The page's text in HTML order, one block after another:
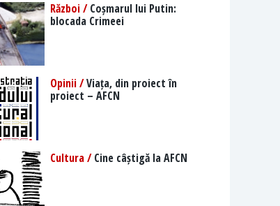
Război /Coșmarul lui Putin:
blocada Crimeei
Opinii /Viața, din proiect în
proiect – AFCN
Cultura /Cine câștigă la AFCN